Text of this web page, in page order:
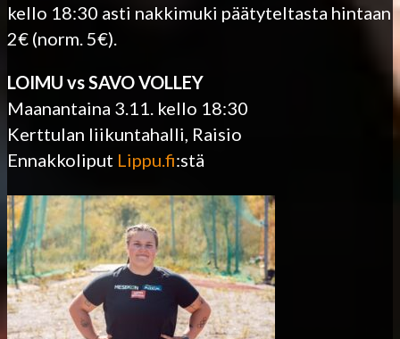
kello 18:30 asti nakkimuki päätyteltasta hintaan
2€ (norm. 5€).
LOIMU vs SAVO VOLLEY
Maanantaina 3.11. kello 18:30
Kerttulan liikuntahalli, Raisio
Ennakkoliput Lippu.fi:stä